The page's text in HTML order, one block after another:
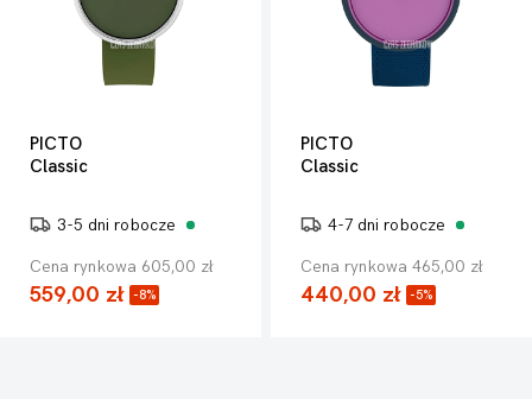
PICTO
Classic
3-5 dni robocze
Cena rynkowa 605,00 zł
559,00 zł -8%
PICTO
Classic
4-7 dni robocze
Cena rynkowa 465,00 zł
440,00 zł -5%